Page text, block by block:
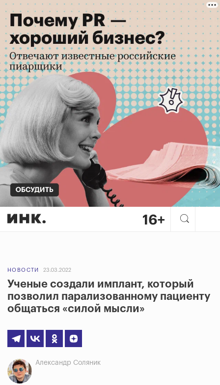
НОВОСТИ 23.03.2022
Ученые создали имплант, который
позволил парализованному пациенту
общаться «силой мысли»
Александр Соляник